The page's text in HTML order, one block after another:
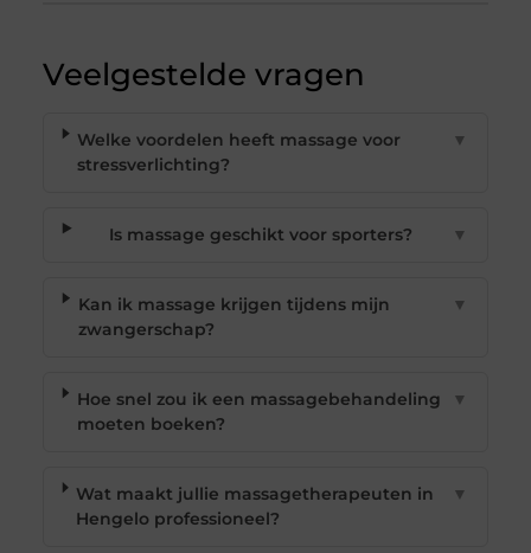
Veelgestelde vragen
Welke voordelen heeft massage voor
stressverlichting?
▼
Is massage geschikt voor sporters? ▼
Kan ik massage krijgen tijdens mijn
zwangerschap?
▼
Hoe snel zou ik een massagebehandeling
moeten boeken?
▼
Wat maakt jullie massagetherapeuten in
Hengelo professioneel?
▼